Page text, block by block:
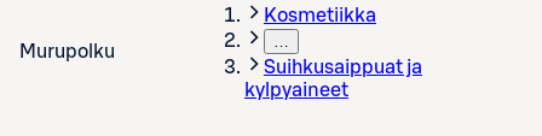
Murupolku
Kosmetiikka
…
Suihkusaippuat ja
kylpyaineet